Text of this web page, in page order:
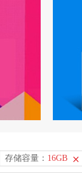
存储容量： 16GB